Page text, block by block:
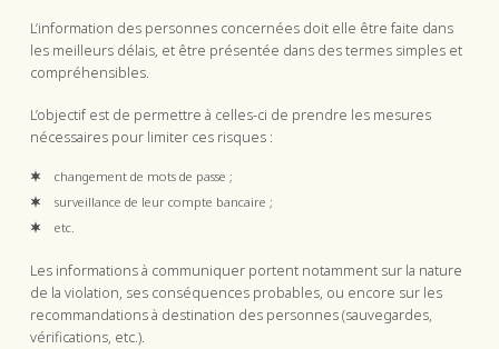
L’information des personnes concernées doit elle être faite dans
les meilleurs délais, et être présentée dans des termes simples et
compréhensibles.
L’objectif est de permettre à celles-ci de prendre les mesures
nécessaires pour limiter ces risques :
changement de mots de passe ;
surveillance de leur compte bancaire ;
etc.
Les informations à communiquer portent notamment sur la nature
de la violation, ses conséquences probables, ou encore sur les
recommandations à destination des personnes (sauvegardes,
vérifications, etc.).